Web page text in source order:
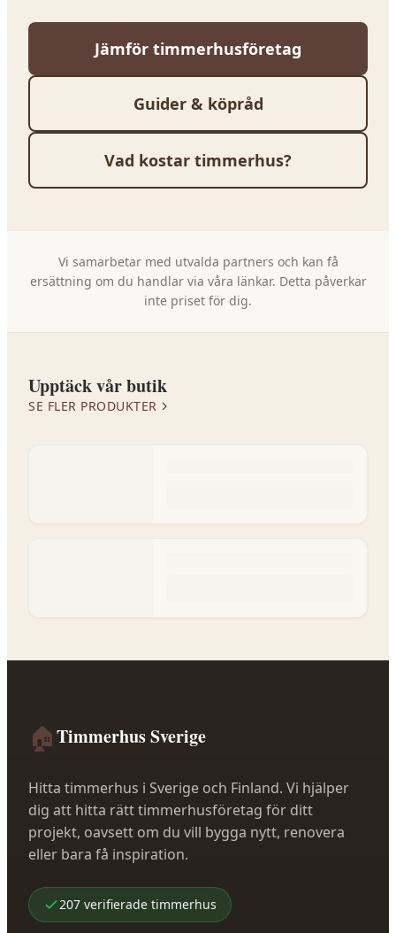
Jämför timmerhusföretag
Guider & köpråd
Vad kostar timmerhus?
Vi samarbetar med utvalda partners och kan få
ersättning om du handlar via våra länkar. Detta påverkar
inte priset för dig.
Upptäck vår butik
SE FLER PRODUKTER
🏠Timmerhus Sverige
Hitta timmerhus i Sverige och Finland. Vi hjälper
dig att hitta rätt timmerhusföretag för ditt
projekt, oavsett om du vill bygga nytt, renovera
eller bara få inspiration.
207 verifierade timmerhus